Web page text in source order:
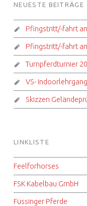
NEUESTE BEITRÄGE
Pfingstritt/-fahrt
Pfingstritt/-fahrt
Turnpferdturnier
VS- Indoorlehrgang
Skizzen
LINKLISTE
Feelforhorses
FSK Kabelbau GmbH
Füssinger Pferde